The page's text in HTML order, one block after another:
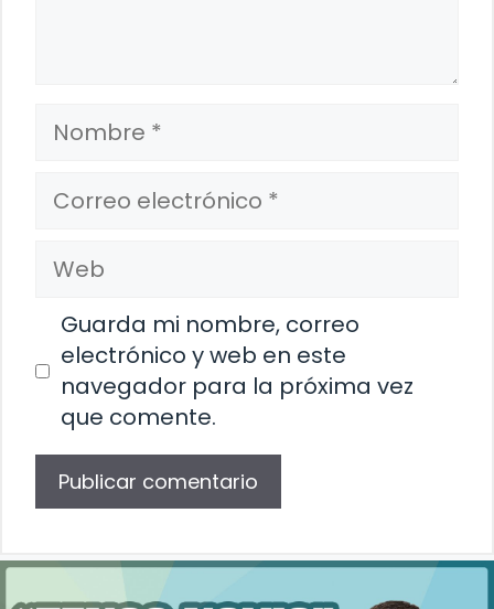
Nombre
Correo
electrónico
Web
Guarda mi nombre, correo
electrónico y web en este
navegador para la próxima vez
que comente.